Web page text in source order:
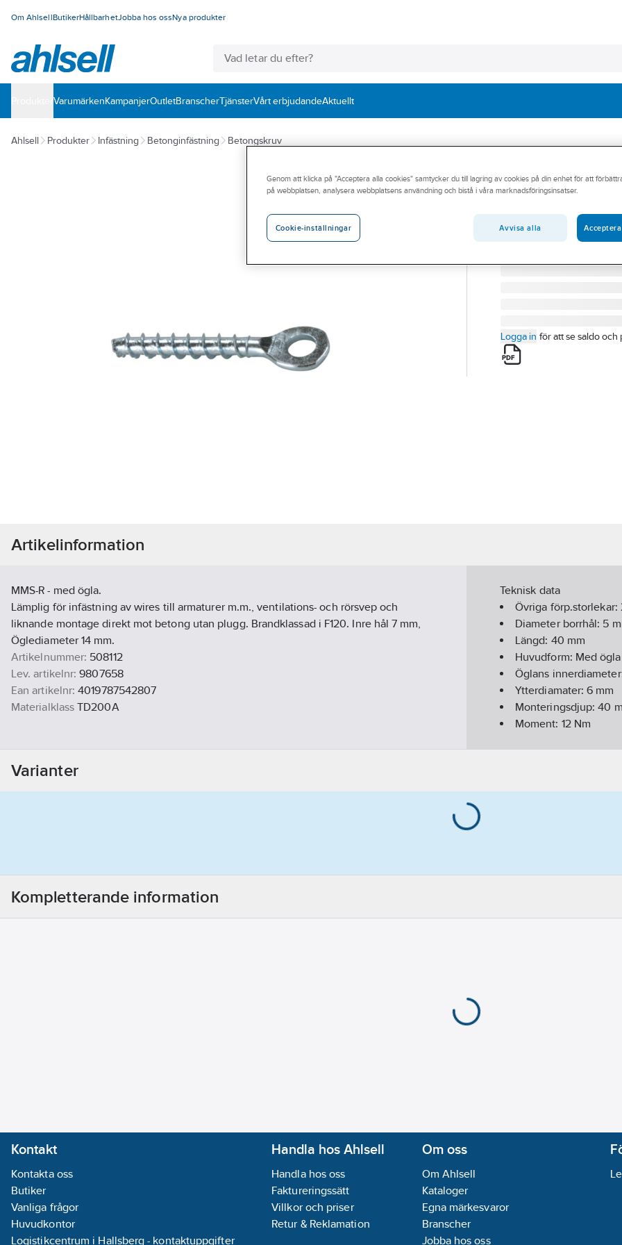
Om AhlsellButikerHållbarhetJobba hos ossNya produkter
VarumärkenKampanjerOutletBranscherTjänsterVårt erbjudandeAktuellt
Ahlsell Produkter Infästning Betonginfästning Betongskruv
MULTI-MONTI
Betongskruv
BETONGSKRUV
Artikelnummer:
508112
9807658
Logga in för att se saldo och
Artikelinformation
MMS-R - med ögla.
Lämplig för infästning av wires till armaturer m.m., ventilations- och rörsvep och
liknande montage direkt mot betong utan plugg. Brandklassad i F120. Inre hål 7 mm,
Öglediameter 14 mm.
Artikelnummer: 508112
Lev. artikelnr: 9807658
Ean artikelnr: 4019787542807
Materialklass TD200A
Teknisk data
Övriga förp.storlekar:
Diameter borrhål: 5
Längd: 40 mm
Huvudform: Med ögla
Öglans
Ytterdiamater:6 mm
Monteringsdjup:40
Moment: 12Nm
Material:Kolstål
Varianter
Kompletterande information
Kontakt
Kontakta oss
Butiker
Vanliga frågor
Huvudkontor
Logistikcentrum i Hallsberg - kontaktuppgifter
Handla hos Ahlsell
Handla hos oss
Faktureringssätt
Villkor och priser
Retur & Reklamation
Om oss
Om Ahlsell
Kataloger
Egna märkesvaror
Branscher
Jobba hos oss
Genom att klicka på "Acceptera alla cookies" samtycker du till lagring av cookies på din enhet för att
på webbplatsen, analysera webbplatsens användning och bistå i våra marknadsföringsinsatser.
Cookie-inställningar Avvisa alla